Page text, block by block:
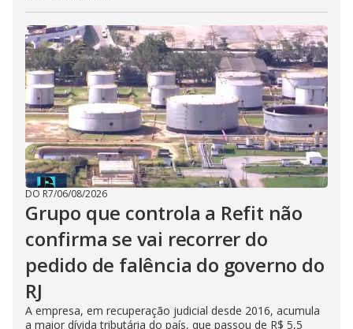
DO R7/06/08/2026
Grupo que controla a Refit não
confirma se vai recorrer do
pedido de falência do governo do
RJ
A empresa, em recuperação judicial desde 2016, acumula
a maior dívida tributária do país, que passou de R$ 5,5